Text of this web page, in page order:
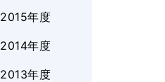
2015年度
2014年度
2013年度